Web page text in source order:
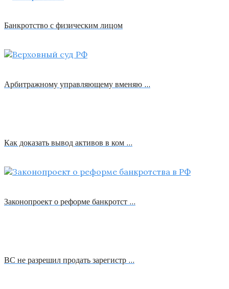
Банкротство с физическим лицом
Арбитражному управляющему вменяю …
Как доказать вывод активов в ком …
Законопроект о реформе банкротст …
ВС не разрешил продать зарегистр …